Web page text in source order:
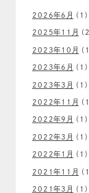
2026年6月 (1)
2025年11月
2023年10月
2023年6月 (1)
2023年3月 (1)
2022年11月
2022年9月 (1)
2022年3月 (1)
2022年1月 (1)
2021年11月
2021年3月 (1)